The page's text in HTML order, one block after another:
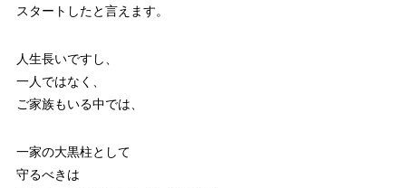
スタートしたと言えます。
人生長いですし、
一人ではなく、
ご家族もいる中では、
一家の大黒柱として
守るべきは